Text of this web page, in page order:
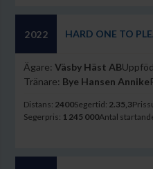
2022 HARD ONE TO
Ägare:Väsby Häst AB
Tränare: Bye Hansen Annike
Distans: 2400Segertid: 2.35,3
Segerpris: 1 245 000Antal